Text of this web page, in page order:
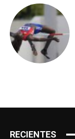
RECIENTES